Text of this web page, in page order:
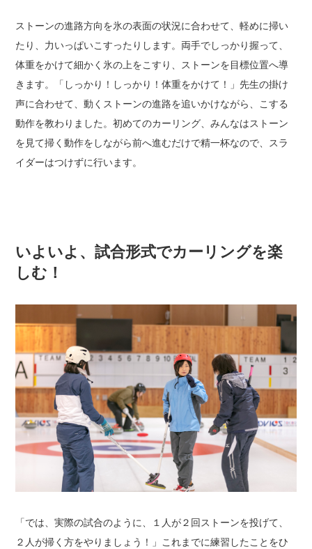
ストーンの進路方向を氷の表面の状況に合わせて、軽めに掃い
たり、力いっぱいこすったりします。 両手でしっかり握って、
体重をかけて細かく氷の上をこすり、ストーンを目標位置へ導
きます。
「しっかり！しっかり！体重をかけて！」先生の掛け
声に合わせて、動くストーンの進路を追いかけながら、こする
動作を教わりました。初めてのカーリング、みんなはストーン
を見て掃く動作をしながら前へ進むだけで精一杯なので、 スラ
イダーはつけずに行います。
いよいよ、試合形式でカーリングを楽
しむ！
「では、実際の試合のように、１人が２回ストーンを投げて、
２人が掃く方をやりましょう！」 これまでに練習したことをひ